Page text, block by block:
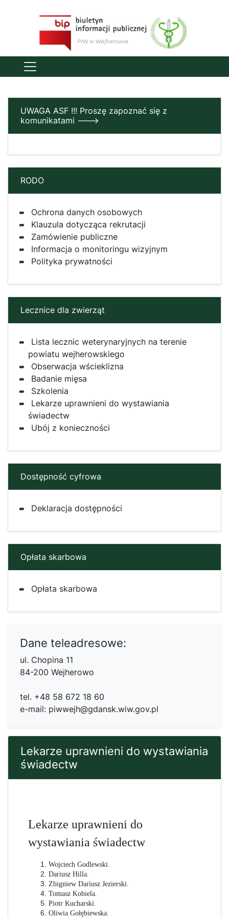
UWAGA ASF !!! Proszę zapoznać się z
komunikatami --->
RODO
Ochrona danych osobowych
Klauzula dotycząca rekrutacji
Zamówienie publiczne
Informacja o monitoringu wizyjnym
Polityka prywatności
Lecznice dla zwierząt
Lista lecznic weterynaryjnych na terenie
powiatu wejherowskiego
Obserwacja wścieklizna
Badanie mięsa
Szkolenia
Lekarze uprawnieni do wystawiania
świadectw
Ubój z konieczności
Dostępność cyfrowa
Deklaracja dostępności
Opłata skarbowa
Opłata skarbowa
Dane teleadresowe:
ul. Chopina 11
84-200 Wejherowo
tel. +48 58 672 18 60
e-mail: piwwejh@gdansk.wiw.gov.pl
Lekarze uprawnieni do wystawiania
świadectw
Lekarze uprawnieni do
wystawiania świadectw
Wojciech Godlewski.
Dariusz Hilla.
Zbigniew Dariusz Jezierski.
Tomasz Kobiela.
Piotr Kucharski.
Oliwia Gołębiewska.